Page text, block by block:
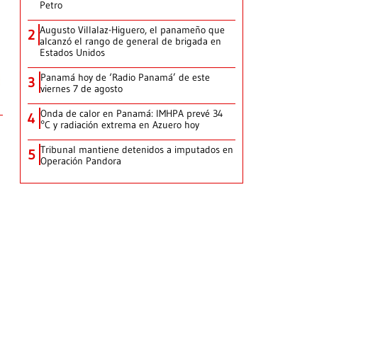
Petro
2 Augusto Villalaz-Higuero, el panameño que
alcanzó el rango de general de brigada en
Estados Unidos
3 Panamá hoy de ‘Radio Panamá’ de este
viernes 7 de agosto
4 Onda de calor en Panamá: IMHPA prevé 34
°C y radiación extrema en Azuero hoy
5 Tribunal mantiene detenidos a imputados en
Operación Pandora